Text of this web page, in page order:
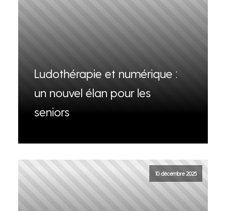
Ludothérapie et numérique :
un nouvel élan pour les
seniors
10 décembre 2025